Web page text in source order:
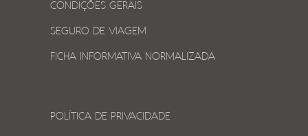
CONDIÇÕES GERAIS
SEGURO DE VIAGEM
FICHA INFORMATIVA NORMALIZADA
POLÍTICA DE PRIVACIDADE